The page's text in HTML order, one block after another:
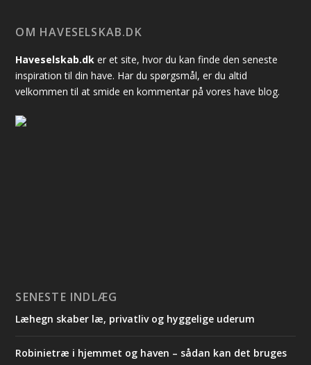
OM HAVESELSKAB.DK
Haveselskab.dk er et site, hvor du kan finde den seneste
inspiration til din have. Har du spørgsmål, er du altid
velkommen til at smide en kommentar på vores have blog.
SENESTE INDLÆG
Læhegn skaber læ, privatliv og hyggelige uderum
Robinietræ i hjemmet og haven – sådan kan det bruges